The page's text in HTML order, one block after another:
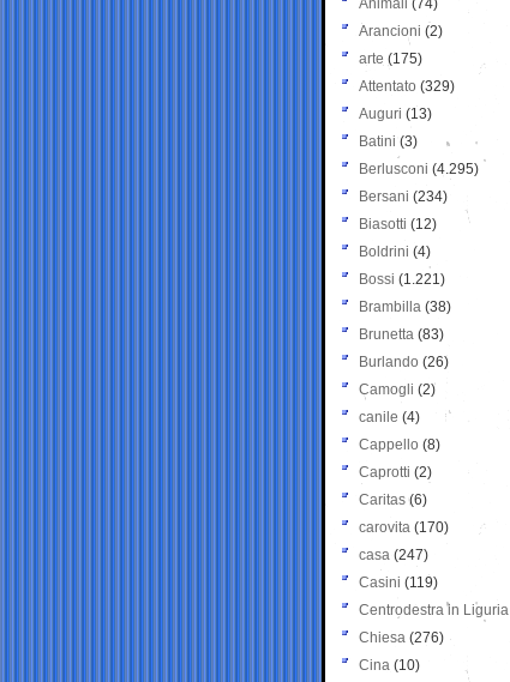
Animali (74)
Arancioni (2)
arte (175)
Attentato (329)
Auguri (13)
Batini (3)
Berlusconi (4.295)
Bersani (234)
Biasotti (12)
Boldrini (4)
Bossi (1.221)
Brambilla (38)
Brunetta (83)
Burlando (26)
Camogli (2)
canile (4)
Cappello (8)
Caprotti (2)
Caritas (6)
carovita (170)
casa (247)
Casini (119)
Centrodestra in Liguria
Chiesa (276)
Cina (10)